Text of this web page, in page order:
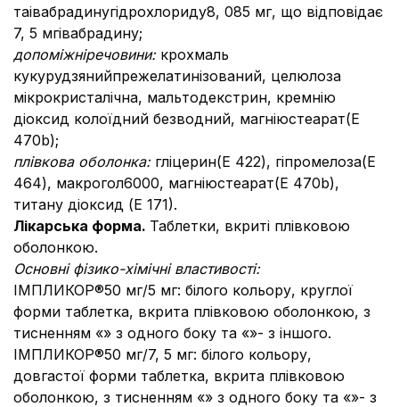
таівабрадинугідрохлориду8, 085 мг, що відповідає
7, 5 мгівабрадину;
допомiжнiречовини: крохмаль
кукурудзянийпрежелатинізований, целюлоза
мікрокристалічна, мальтодекстрин, кремнію
діоксид колоїдний безводний, магніюстеарат(Е
470b);
плівкова оболонка: гліцерин(E 422), гіпромелоза(E
464), макрогол6000, магніюстеарат(Е 470b),
титану діоксид (Е 171).
Лікарська форма. Таблетки, вкриті плівковою
оболонкою.
Основні фізико-хімічні властивості:
ІМПЛИКОР®50 мг/5 мг: білого кольору, круглої
форми таблетка, вкрита плівковою оболонкою, з
тисненням «» з одного боку та «»- з іншого.
ІМПЛИКОР®50 мг/7, 5 мг: білого кольору,
довгастої форми таблетка, вкрита плівковою
оболонкою, з тисненням «» з одного боку та «»- з